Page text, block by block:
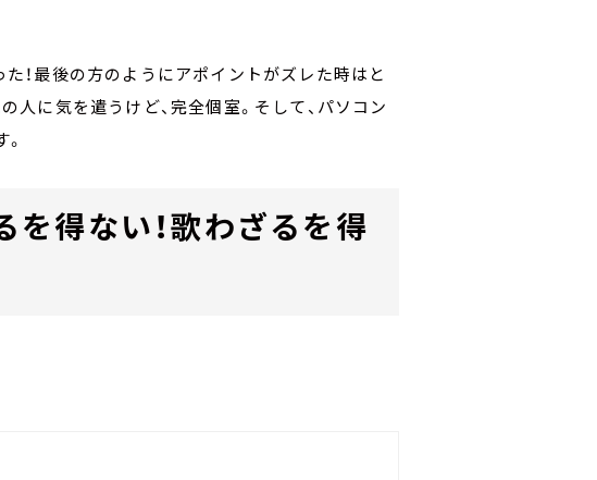
！最後の方のようにアポイントがズレた時はと
人に気を遣うけど、完全個室。そして、パソコン
得ない！歌わざるを得